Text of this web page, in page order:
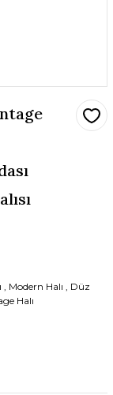
, Modern Halı , Düz
Halı